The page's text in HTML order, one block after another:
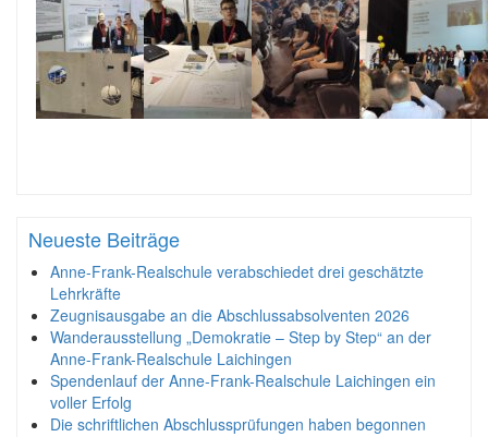
Neueste Beiträge
Anne-Frank-Realschule verabschiedet drei geschätzte
Lehrkräfte
Zeugnisausgabe an die Abschlussabsolventen 2026
Wanderausstellung „Demokratie – Step by Step“ an der
Anne-Frank-Realschule Laichingen
Spendenlauf der Anne-Frank-Realschule Laichingen ein
voller Erfolg
Die schriftlichen Abschlussprüfungen haben begonnen